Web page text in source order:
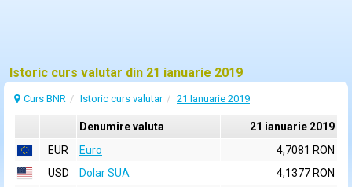
Istoric curs valutar din 21 ianuarie 2019
Curs BNR Istoric curs valutar 21 Ianuarie 2019
Denumire valuta
21 ianuarie 2019
EUR
Euro
4,7081 RON
USD
Dolar SUA
4,1377 RON